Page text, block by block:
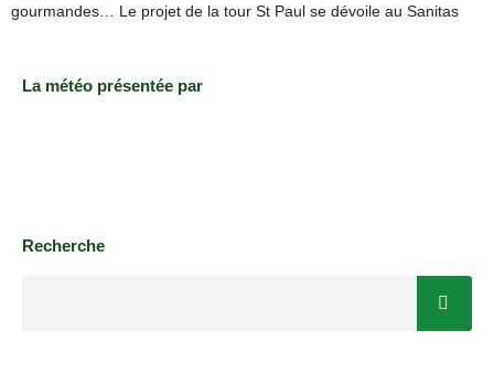
gourmandes… Le projet de la tour St Paul se dévoile au Sanitas
La météo présentée par
Recherche